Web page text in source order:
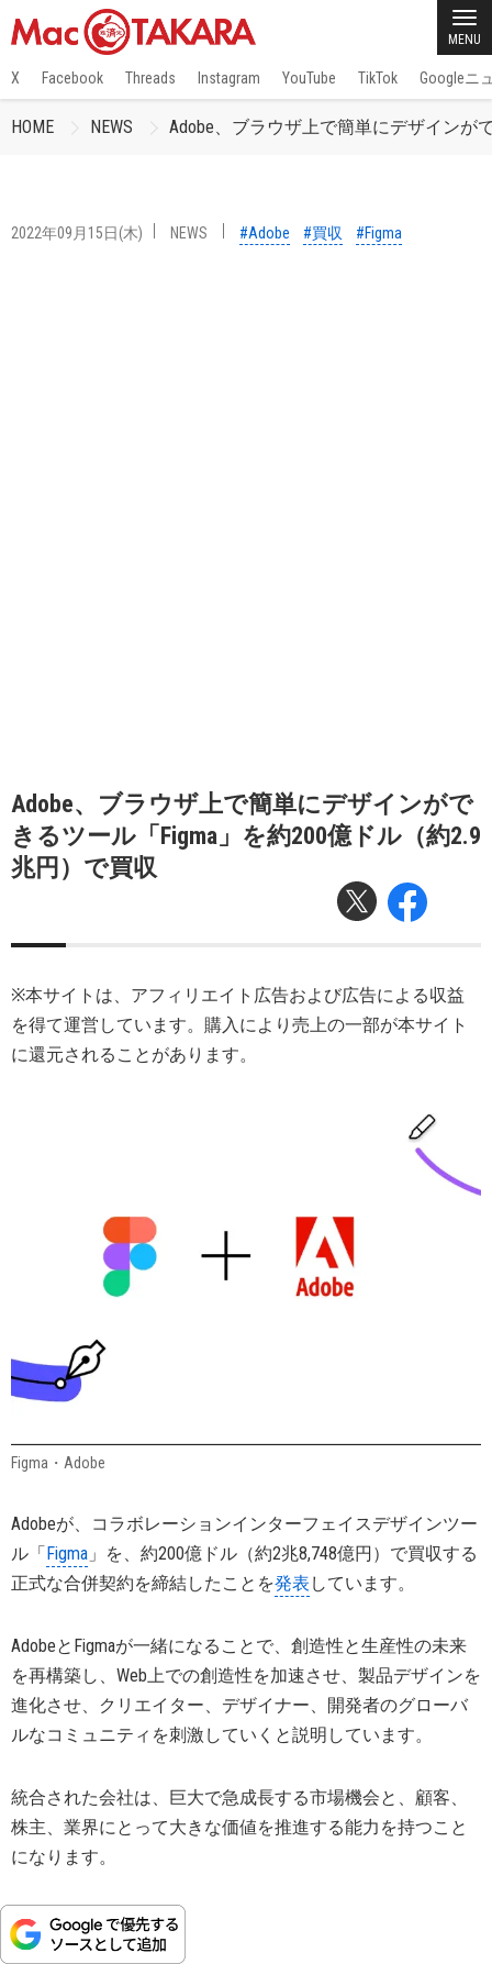
MENU
X Facebook Threads Instagram YouTube TikTok Googleニ
HOME NEWS Adobe、ブラウザ上で簡単にデザインが
2022年09月15日(木) NEWS #Adobe #買収 #Figma
Adobe、ブラウザ上で簡単にデザインがで
きるツール「Figma」を約200億ドル（約2.9
兆円）で買収
※本サイトは、アフィリエイト広告および広告による収益
を得て運営しています。購入により売上の一部が本サイト
に還元されることがあります。
Figma・Adobe
Adobeが、コラボレーションインターフェイスデザインツー
ル「Figma 」を、約200億ドル（約2兆8,748億円）で買収する
正式な合併契約を締結したことを発表 しています。
AdobeとFigmaが一緒になることで、創造性と生産性の未来
を再構築し、Web上での創造性を加速させ、製品デザインを
進化させ、クリエイター、デザイナー、開発者のグローバ
ルなコミュニティを刺激していくと説明しています。
統合された会社は、巨大で急成長する市場機会と、顧客、
株主、業界にとって大きな価値を推進する能力を持つこと
になります。